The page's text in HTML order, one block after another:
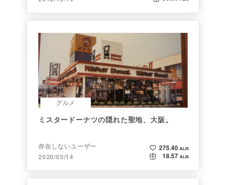
グルメ
ミスタードーナツの隠れた聖地、大阪。
存在しないユーザー
2020/05/14
275.40 ALIS
18.57 ALIS